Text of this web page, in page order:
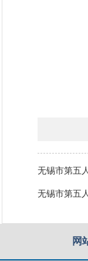
无锡市第五
无锡市第五
网